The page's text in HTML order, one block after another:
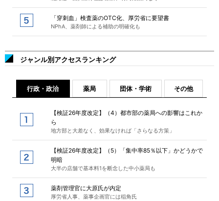
「穿刺血」検査薬のOTC化、厚労省に要望書
NPhA、薬剤師による補助の明確化も
ジャンル別アクセスランキング
行政・政治 薬局 団体・学術 その他
【検証26年度改定】（4）都市部の薬局への影響はこれか
ら
地方部と大差なく、効果なければ「さらなる方策」
【検証26年度改定】（5）「集中率85％以下」かどうかで
明暗
大半の店舗で基本料1を断念した中小薬局も
薬剤管理官に大原氏が内定
厚労省人事、薬事企画官には稲角氏